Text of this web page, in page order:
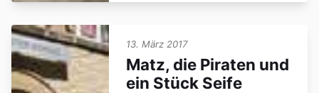
13. März 2017
Matz, die Piraten und
ein Stück Seife